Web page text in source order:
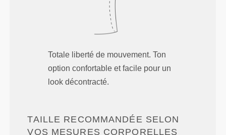
Totale liberté de mouvement. Ton
option confortable et facile pour un
look décontracté.
TAILLE RECOMMANDÉE SELON
VOS MESURES CORPORELLES